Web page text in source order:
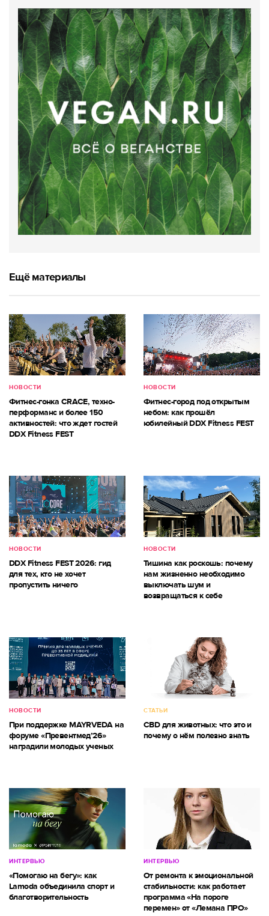
Ещё материалы
НОВОСТИ
Фитнес-гонка CRACE, техно-
перформанс и более 150
активностей: что ждет гостей
DDX Fitness FEST
НОВОСТИ
Фитнес-город под открытым
небом: как прошёл
юбилейный DDX Fitness FEST
НОВОСТИ
DDX Fitness FEST 2026: гид
для тех, кто не хочет
пропустить ничего
НОВОСТИ
Тишина как роскошь: почему
нам жизненно необходимо
выключать шум и
возвращаться к себе
НОВОСТИ
При поддержке MAYRVEDA на
форуме «Превентмед’26»
наградили молодых ученых
СТАТЬИ
CBD для животных: что это и
почему о нём полезно знать
ИНТЕРВЬЮ
«Помогаю на бегу»: как
Lamoda объединила спорт и
благотворительность
ИНТЕРВЬЮ
От ремонта к эмоциональной
стабильности: как работает
программа «На пороге
перемен» от «Лемана ПРО»